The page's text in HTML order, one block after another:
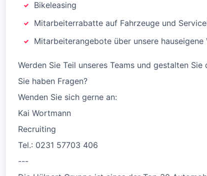
Bikeleasing
Mitarbeiterrabatte auf Fahrzeuge und
Mitarbeiterangebote über unsere hauseigene
Werden Sie Teil unseres Teams und gestalten
Sie haben Fragen?
Wenden Sie sich gerne an:
Kai Wortmann
Recruiting
Tel.: 0231 57703 406
---